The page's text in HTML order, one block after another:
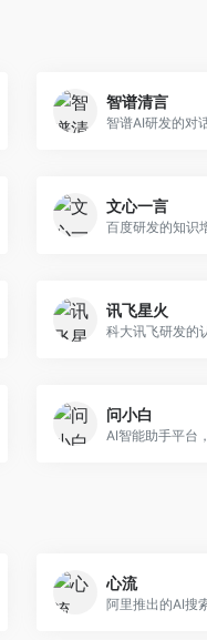
智谱清言
文心一言
讯飞星火
问小白
心流